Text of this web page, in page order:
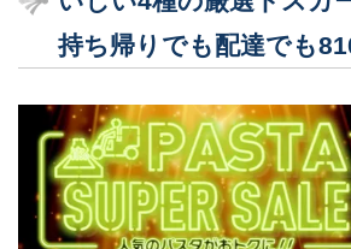
持ち帰りでも配達でも